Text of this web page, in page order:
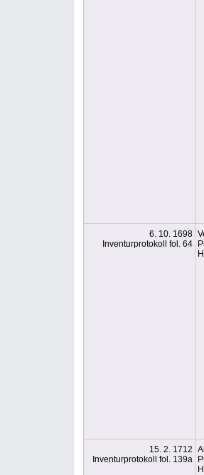
6. 10. 1698
Inventurprotokoll fol. 64
15. 2. 1712
Inventurprotokoll fol. 139a